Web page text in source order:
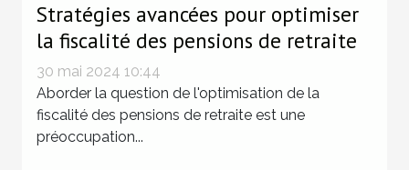
Stratégies avancées pour optimiser
la fiscalité des pensions de retraite
30 mai 2024 10:44
Aborder la question de l'optimisation de la
fiscalité des pensions de retraite est une
préoccupation...